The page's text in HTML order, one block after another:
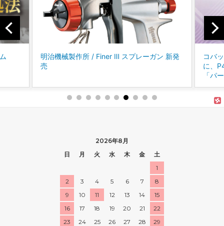
ン 新発
コバックス/スーパーバフレックスシリーズ
2026年8月
日
月 火 水 木 金
土
1
2
3 4 5 6 7
8
9
10 11 12 13 14
15
16
17 18 19 20 21
22
23
24 25 26 27 28
29